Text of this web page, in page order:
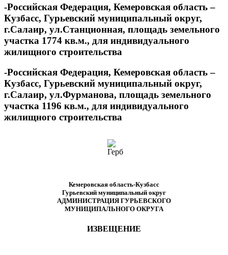
-Российская Федерация, Кемеровская область –
Кузбасс, Гурьевский муниципальный округ,
г.Салаир, ул.Станционная, площадь земельного
участка 1774 кв.м., для индивидуального
жилищного строительства
-Российская Федерация, Кемеровская область –
Кузбасс, Гурьевский муниципальный округ,
г.Салаир, ул.Фурманова, площадь земельного
участка 1196 кв.м., для индивидуального
жилищного строительства
Кемеровская область-Кузбасс
Гурьевский муниципальный округ
АДМИНИСТРАЦИЯ ГУРЬЕВСКОГО
МУНИЦИПАЛЬНОГО ОКРУГА
ИЗВЕЩЕНИЕ